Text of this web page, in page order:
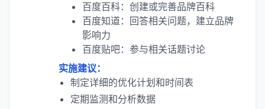
百度百科：创建或完善品牌百科
百度知道：回答相关问题，建立品牌
影响力
百度贴吧：参与相关话题讨论
实施建议：
制定详细的优化计划和时间表
定期监测和分析数据